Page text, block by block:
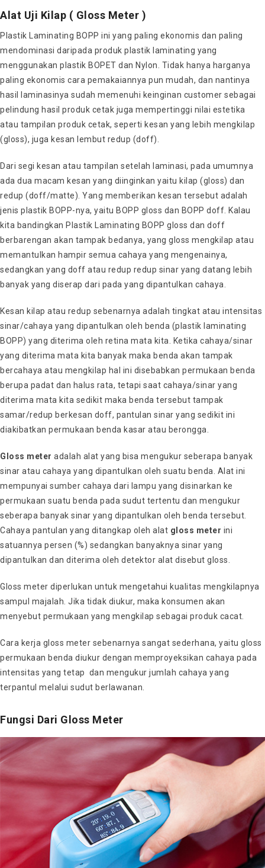
Alat Uji Kilap ( Gloss Meter )
Plastik Laminating BOPP ini yang paling ekonomis dan paling
mendominasi daripada produk plastik laminating yang
menggunakan plastik BOPET dan Nylon. Tidak hanya harganya
paling ekonomis cara pemakaiannya pun mudah, dan nantinya
hasil laminasinya sudah memenuhi keinginan customer sebagai
pelindung hasil produk cetak juga mempertinggi nilai estetika
atau tampilan produk cetak, seperti kesan yang lebih mengkilap
(gloss), juga kesan lembut redup (doff).
Dari segi kesan atau tampilan setelah laminasi, pada umumnya
ada dua macam kesan yang diinginkan yaitu kilap (gloss) dan
redup (doff/matte). Yang memberikan kesan tersebut adalah
jenis plastik BOPP-nya, yaitu BOPP gloss dan BOPP doff. Kalau
kita bandingkan Plastik Laminating BOPP gloss dan doff
berbarengan akan tampak bedanya, yang gloss mengkilap atau
memantulkan hampir semua cahaya yang mengenainya,
sedangkan yang doff atau redup redup sinar yang datang lebih
banyak yang diserap dari pada yang dipantulkan cahaya.
Kesan kilap atau redup sebenarnya adalah tingkat atau intensitas
sinar/cahaya yang dipantulkan oleh benda (plastik laminating
BOPP) yang diterima oleh retina mata kita. Ketika cahaya/sinar
yang diterima mata kita banyak maka benda akan tampak
bercahaya atau mengkilap hal ini disebabkan permukaan benda
berupa padat dan halus rata, tetapi saat cahaya/sinar yang
diterima mata kita sedikit maka benda tersebut tampak
samar/redup berkesan doff, pantulan sinar yang sedikit ini
diakibatkan permukaan benda kasar atau berongga.
Gloss meter adalah alat yang bisa mengukur seberapa banyak
sinar atau cahaya yang dipantulkan oleh suatu benda. Alat ini
mempunyai sumber cahaya dari lampu yang disinarkan ke
permukaan suatu benda pada sudut tertentu dan mengukur
seberapa banyak sinar yang dipantulkan oleh benda tersebut.
Cahaya pantulan yang ditangkap oleh alat gloss meter ini
satuannya persen (%) sedangkan banyaknya sinar yang
dipantulkan dan diterima oleh detektor alat disebut gloss.
Gloss meter diperlukan untuk mengetahui kualitas mengkilapnya
sampul majalah. Jika tidak diukur, maka konsumen akan
menyebut permukaan yang mengkilap sebagai produk cacat.
Cara kerja gloss meter sebenarnya sangat sederhana, yaitu gloss
permukaan benda diukur dengan memproyeksikan cahaya pada
intensitas yang tetap dan mengukur jumlah cahaya yang
terpantul melalui sudut berlawanan.
Fungsi Dari Gloss Meter